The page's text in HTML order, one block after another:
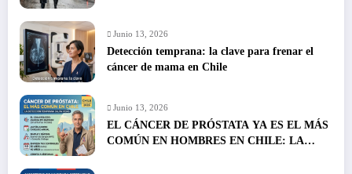
Junio 13, 2026
Detección temprana: la clave para frenar el
cáncer de mama en Chile
Junio 13, 2026
EL CÁNCER DE PRÓSTATA YA ES EL MÁS
COMÚN EN HOMBRES EN CHILE: LA